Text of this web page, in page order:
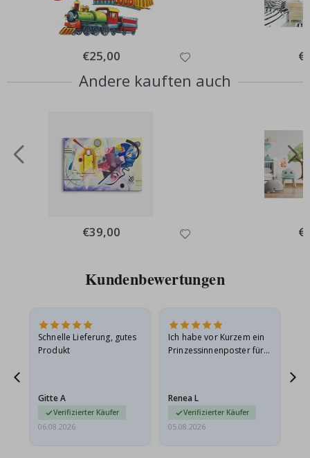
Special
Price
€25,00
Andere kauften auch
Special
Price
€39,00
Kundenbewertungen
Schnelle Lieferung, gutes
Produkt
Gitte A
Verifizierter Käufer
06.08.2026
Ich habe vor Kurzem ein
Prinzessinnenposter für
beschädigt…
Renea L
Verifizierter Käufer
05.08.2026